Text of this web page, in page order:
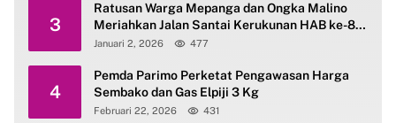
3
Ratusan Warga Mepanga dan Ongka Malino
Meriahkan Jalan Santai Kerukunan HAB ke-80
Kemenag Parimo
Januari 2, 2026 477
4
Pemda Parimo Perketat Pengawasan Harga
Sembako dan Gas Elpiji 3 Kg
Februari 22, 2026 431